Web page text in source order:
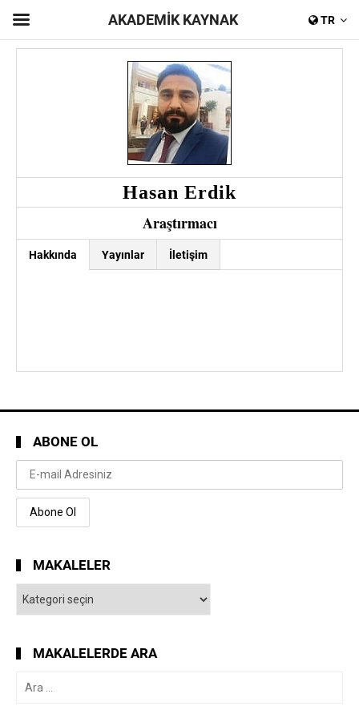
Hasan Erdik
Araştırmacı
Hakkında Yayınlar İletişim
ABONE OL
MAKALELER
MAKALELERDE ARA
AKADEMİK KAYNAK TR